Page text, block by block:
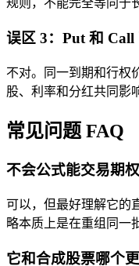
规则，不能完全等同于
误区 3：Put 和
不对。同一到期和行权
股、利率和分红共同影
常见问题 FAQ
不会公式能交易期权
可以，但最好理解它的
略本质上是在重组同一
它和合成股票哪个更